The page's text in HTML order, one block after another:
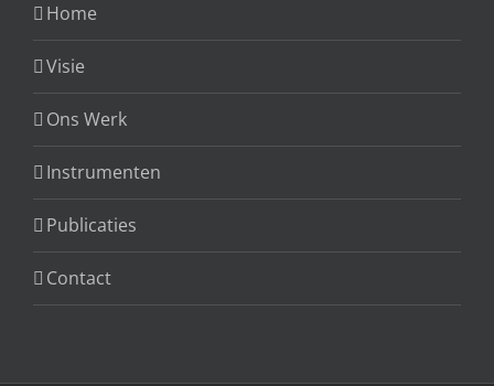
Home
Visie
Ons Werk
Instrumenten
Publicaties
Contact